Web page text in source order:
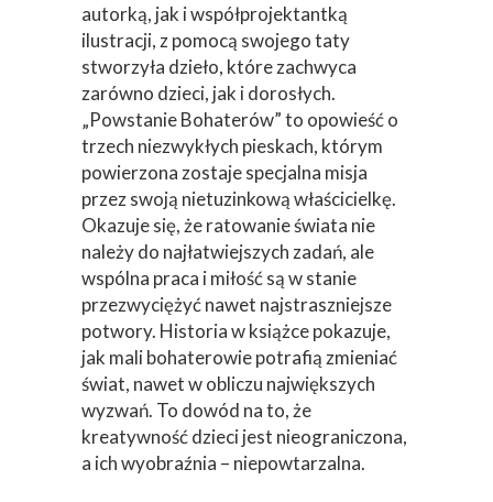
autorką, jak i współprojektantką
ilustracji, z pomocą swojego taty
stworzyła dzieło, które zachwyca
zarówno dzieci, jak i dorosłych.
„Powstanie Bohaterów” to opowieść o
trzech niezwykłych pieskach, którym
powierzona zostaje specjalna misja
przez swoją nietuzinkową właścicielkę.
Okazuje się, że ratowanie świata nie
należy do najłatwiejszych zadań, ale
wspólna praca i miłość są w stanie
przezwyciężyć nawet najstraszniejsze
potwory. Historia w książce pokazuje,
jak mali bohaterowie potrafią zmieniać
świat, nawet w obliczu największych
wyzwań. To dowód na to, że
kreatywność dzieci jest nieograniczona,
a ich wyobraźnia – niepowtarzalna.